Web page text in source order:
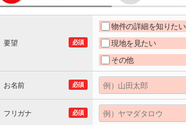
必須
要望
物件の詳細を知りたい
現地を見たい
その他
必須
お名前
必須
フリガナ